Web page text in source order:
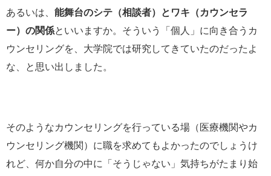
あるいは、 能舞台のシテ（相談者）とワキ（カウンセラ
ー）の関係といいますか。そういう「個人」に向き合うカ
ウンセリングを、大学院では研究してきていたのだったよ
な、と思い出しました。
そのようなカウンセリングを行っている場（医療機関やカ
ウンセリング機関）に職を求めてもよかったのでしょうけ
れど、何か自分の中に「そうじゃない」気持ちがたまり始